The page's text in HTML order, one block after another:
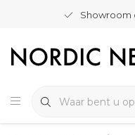
Showroom